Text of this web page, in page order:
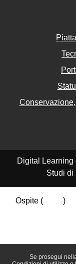
Se prosegui
Digital Learning
Studi di
Ospite (
)